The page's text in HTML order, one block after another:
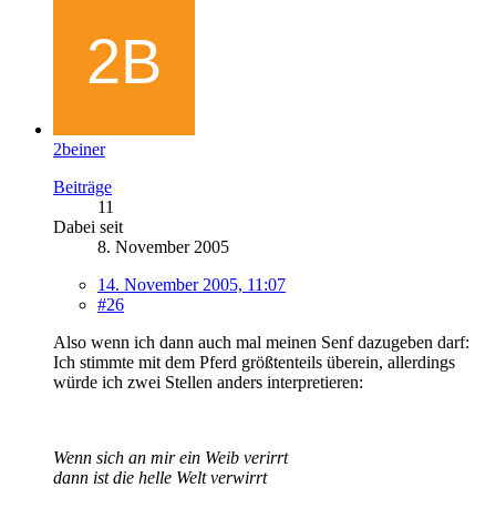
2beiner
Beiträge
11
Dabei seit
8. November 2005
14. November 2005, 11:07
#26
Also wenn ich dann auch mal meinen Senf dazugeben darf:
Ich stimmte mit dem Pferd größtenteils überein, allerdings
würde ich zwei Stellen anders interpretieren:
Wenn sich an mir ein Weib verirrt
dann ist die helle Welt verwirrt